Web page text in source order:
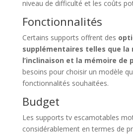
niveau de difficulté et les coûts
Fonctionnalités
Certains supports offrent des
supplémentaires telles que la
l’inclinaison et la mémoire de
besoins pour choisir un modèle
fonctionnalités souhaitées.
Budget
Les supports tv escamotables
considérablement en termes de